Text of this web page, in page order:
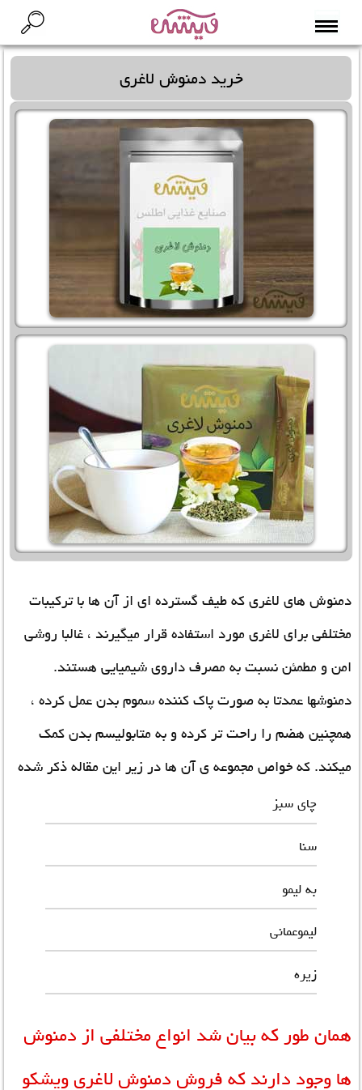
خرید دمنوش لاغری
دمنوش های لاغری که طیف گسترده ای از آن ها با ترکیبات
مختلفی برای لاغری مورد استفاده قرار میگیرند ، غالبا روشی
امن و مطمئن نسبت به مصرف داروی شیمیایی هستند.
دمنوشها عمدتا به صورت پاک کننده سموم بدن عمل کرده ،
همچنین هضم را راحت تر کرده و به متابولیسم بدن کمک
میکند.
همان طور که بیان شد انواع مختلفی از دمنوش
ها وجود دارند که فروش دمنوش لاغری ویشکو
چای سبز
سنا
به لیمو
لیموعمانی
زیره
که خواص مجموعه ی آن ها در زیر این مقاله ذکر شده